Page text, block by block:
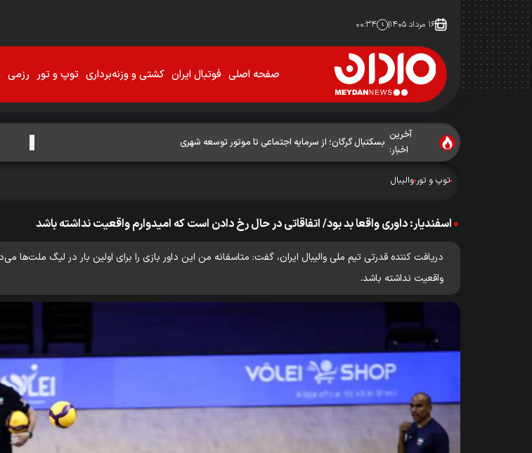
۱۶ مرداد ۱۴۰۵ ۰۰:۳۴
صفحه اصلی فوتبال ایران کشتی و وزنه‌برداری توپ و تور رزمی
آخرین
اخبار:
بسکتبال گرگان؛ از سرمایه اجتماعی تا موتور توسعه شهری
توپ و تور والیبال
اسفندیار: داوری واقعا بد بود/ اتفاقاتی در حال رخ دادن است که امیدوارم واقعیت نداشته باشد
دریافت کننده قدرتی تیم ملی والیبال ایران، گفت: متاسفانه من این داور بازی را برای اولین بار در لیگ
واقعیت نداشته باشد.